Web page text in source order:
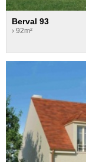
Berval 93
› 92m²